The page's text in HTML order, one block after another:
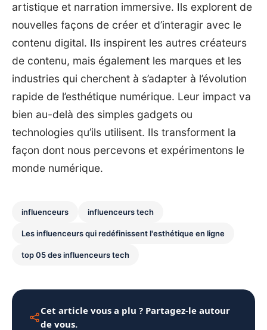
artistique et narration immersive. Ils explorent de
nouvelles façons de créer et d’interagir avec le
contenu digital. Ils inspirent les autres créateurs
de contenu, mais également les marques et les
industries qui cherchent à s’adapter à l’évolution
rapide de l’esthétique numérique. Leur impact va
bien au-delà des simples gadgets ou
technologies qu’ils utilisent. Ils transforment la
façon dont nous percevons et expérimentons le
monde numérique.
influenceurs influenceurs tech
Les influenceurs qui redéfinissent l'esthétique en ligne
top 05 des influenceurs tech
Cet article vous a plu ? Partagez-le autour
de vous.